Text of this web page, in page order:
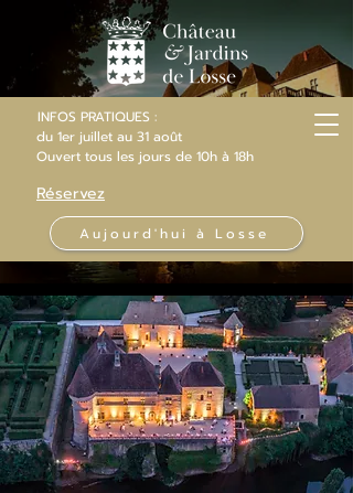
INFOS PRATIQUES :
du 1er juillet au 31 août
Ouvert tous les jours de 10h à 18h
Réservez
Aujourd'hui à Losse